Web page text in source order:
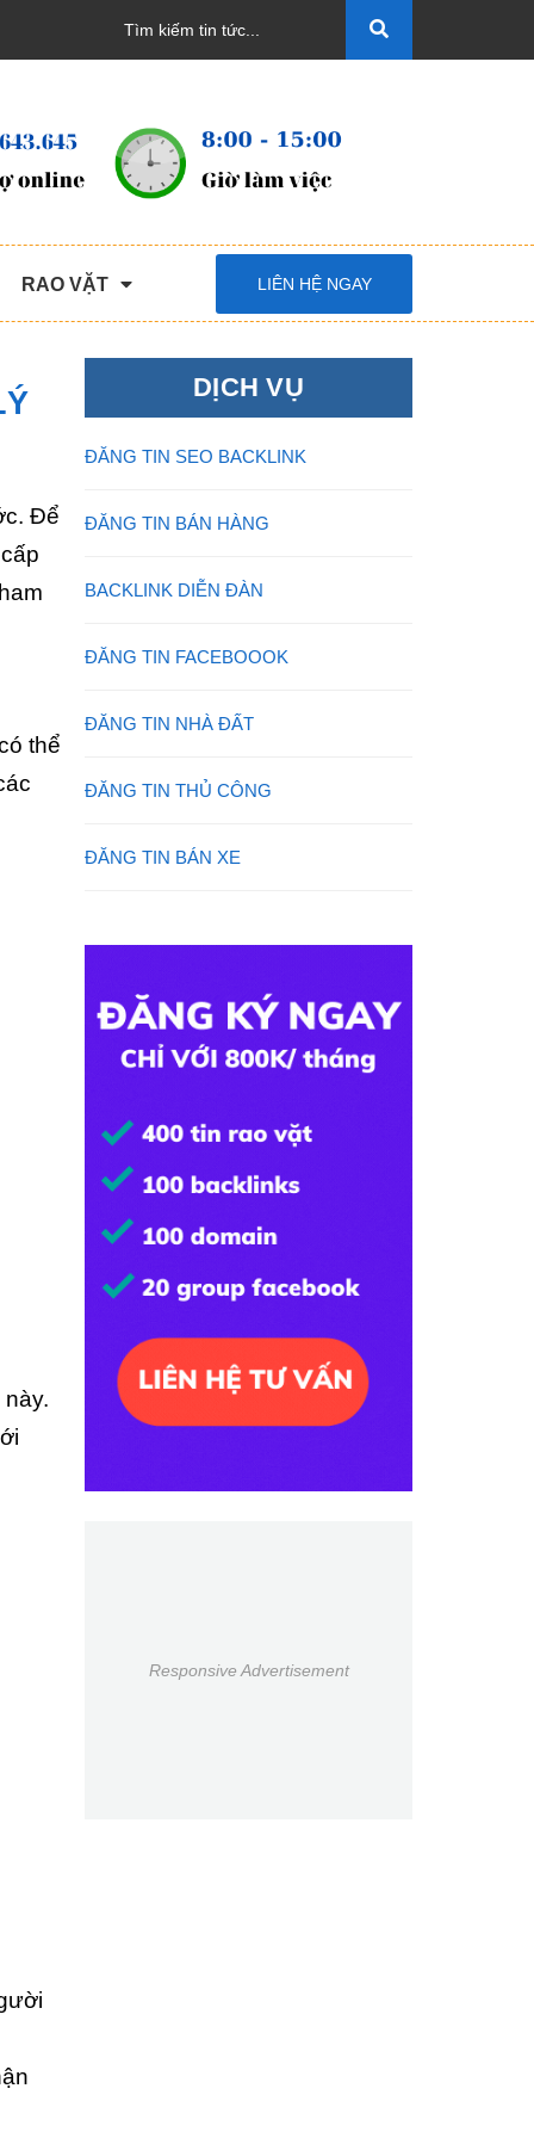
RAO VẶT LIÊN HỆ NGAY
Để
thể
DỊCH VỤ
ĐĂNG TIN SEO BACKLINK
ĐĂNG TIN BÁN HÀNG
BACKLINK DIỄN ĐÀN
ĐĂNG TIN FACEBOOOK
ĐĂNG TIN NHÀ ĐẤT
ĐĂNG TIN THỦ CÔNG
ĐĂNG TIN BÁN XE
Responsive Advertisement